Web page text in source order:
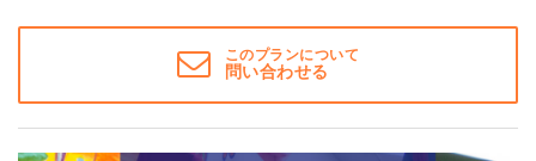
このプランについて
問い合わせる